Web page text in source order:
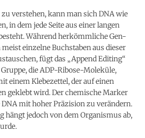
verstehen, kann man sich DNA wie
in dem jede Seite aus einer langen
Während herkömmliche Gen-
einzelne Buchstaben aus dieser
fügt das „Append Editing“
die ADP-Ribose-Moleküle,
einem Klebezettel, der auf einen
geklebt wird. Der chemische Marker
DNA mit hoher Präzision zu verändern.
hängt jedoch von dem Organismus ab,